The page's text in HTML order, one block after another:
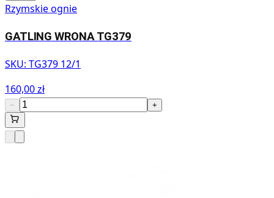
Rzymskie ognie
GATLING WRONA TG379
SKU: TG379 12/1
160,00 zł
− +